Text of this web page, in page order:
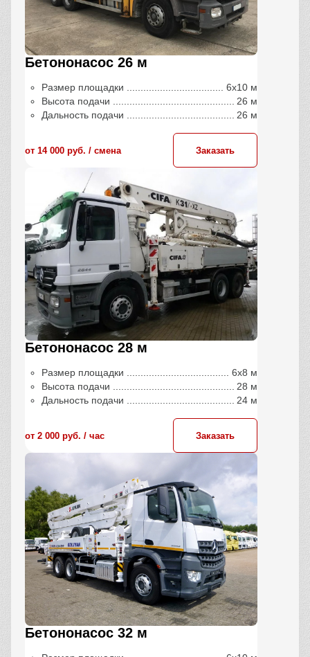
Бетононасос 26 м
Размер площадки
6х10 м
Высота подачи
26 м
Дальность подачи
26 м
от 14 000 руб. / сменa Заказать
Бетононасос 28 м
Размер площадки
6х8 м
Высота подачи
28 м
Дальность подачи
24 м
от 2 000 руб. / час Заказать
Бетононасос 32 м